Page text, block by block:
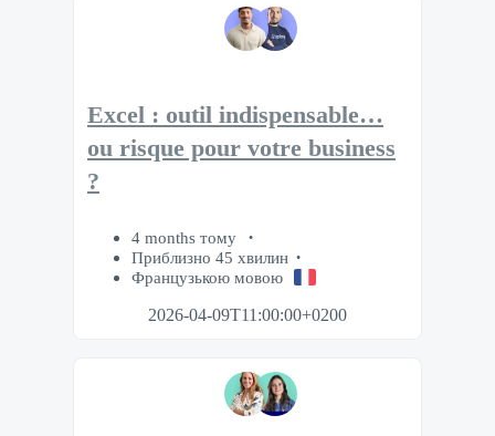
Excel : outil indispensable…
ou risque pour votre business
?
4 months тому
Приблизно 45 хвилин
Французькою мовою
2026-04-09T11:00:00+0200